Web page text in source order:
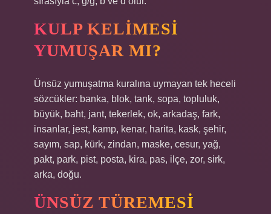
KULP KELIMESI
YUMUŞAR MI?
Ünsüz yumuşatma kuralına uymayan tek heceli
sözcükler: banka, blok, tank, sopa, topluluk,
büyük, baht, jant, tekerlek, ok, arkadaş, fark,
insanlar, jest, kamp, ​​kenar, harita, kask, şehir,
sayım, sap, kürk, zindan, maske, cesur, yağ,
pakt, park, pist, posta, kira, pas, ilçe, zor, sirk,
arka, doğu.
ÜNSÜZ TÜREMESI